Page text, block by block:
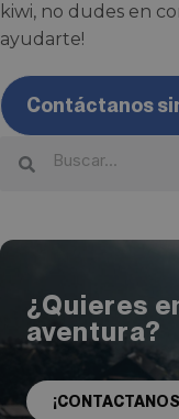
kiwi, no dudes en
ayudarte!
Contáctanos
¿Quieres
aventura?